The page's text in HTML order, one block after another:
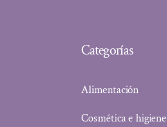
Categorías
Alimentación
Cosmética e higiene